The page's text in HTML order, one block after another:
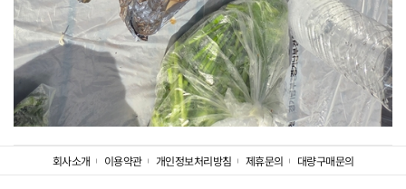
회사소개 이용약관 개인정보처리방침 제휴문의 대량구매문의